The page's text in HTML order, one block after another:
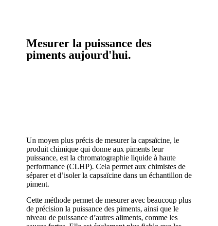
Mesurer la puissance des
piments aujourd'hui.
Un moyen plus précis de mesurer la capsaïcine, le
produit chimique qui donne aux piments leur
puissance, est la chromatographie liquide à haute
performance (CLHP). Cela permet aux chimistes de
séparer et d’isoler la capsaïcine dans un échantillon de
piment.
Cette méthode permet de mesurer avec beaucoup plus
de précision la puissance des piments, ainsi que le
niveau de puissance d’autres aliments, comme les